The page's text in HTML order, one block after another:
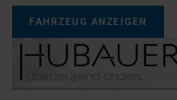
FAHRZEUG ANZEIGEN